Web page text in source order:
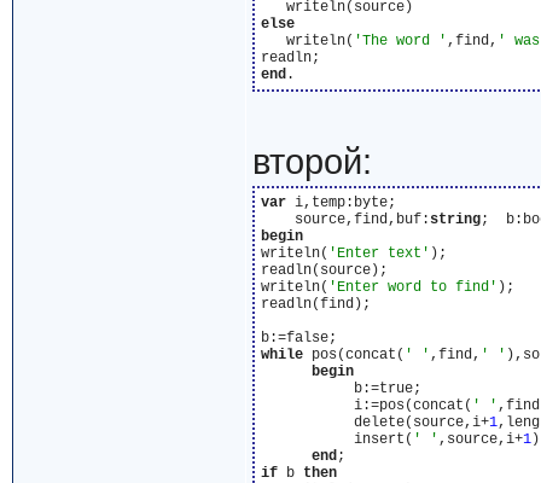
else
   writeln(
'The word ' ,find, '
end
второй:
var i,temp:byte;
    source,find,buf:
string
begin
writeln( 'Enter text' );
readln(source);
writeln( 'Enter word to find' );
readln(find);
while pos(concat( ' ' ,find, ' '
begin
           b:=true;
           i:=pos(concat(
' '
           delete(source,i+
1
           insert(
' ' ,source,i+1
end
if b then